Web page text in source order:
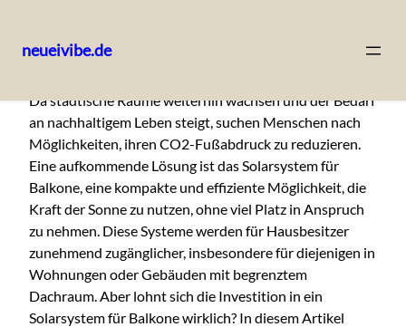
to
content
neueivibe.de
Da städtische Räume weiterhin wachsen und der Bedarf
an nachhaltigem Leben steigt, suchen Menschen nach
Möglichkeiten, ihren CO2-Fußabdruck zu reduzieren.
Eine aufkommende Lösung ist das Solarsystem für
Balkone, eine kompakte und effiziente Möglichkeit, die
Kraft der Sonne zu nutzen, ohne viel Platz in Anspruch
zu nehmen. Diese Systeme werden für Hausbesitzer
zunehmend zugänglicher, insbesondere für diejenigen in
Wohnungen oder Gebäuden mit begrenztem
Dachraum. Aber lohnt sich die Investition in ein
Solarsystem für Balkone wirklich? In diesem Artikel